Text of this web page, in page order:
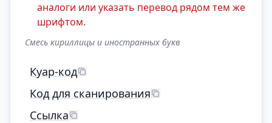
аналоги или указать перевод рядом тем же
шрифтом.
Смесь кириллицы и иностранных букв
Куар-код
Код для сканирования
Ссылка